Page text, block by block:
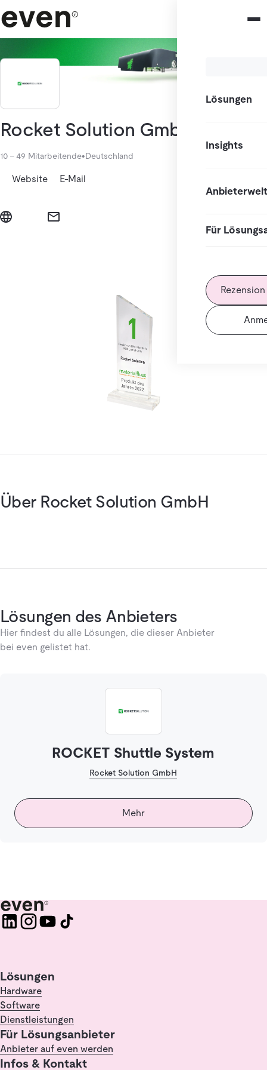
Lösungen
Insights
Anbieterwelt
Für
Rocket Solution GmbH
10 - 49 Mitarbeitende•Deutschland
Website E-Mail
Über Rocket Solution GmbH
Lösungen des Anbieters
Hier findest du alle Lösungen, die dieser Anbieter
bei even gelistet hat.
ROCKET Shuttle System
Rocket Solution GmbH
Mehr
Lösungen
Hardware
Software
Dienstleistungen
Für Lösungsanbieter
Anbieter auf even werden
Infos & Kontakt